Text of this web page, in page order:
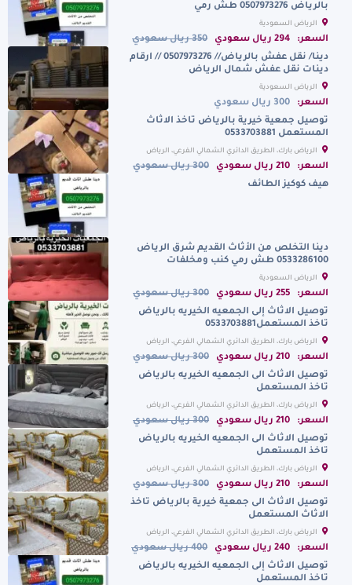
بالرياض 0507973276 طش رمي
السعر: 294 ريال سعودي
350 ريال سعودي
دينا/ نقل عفش بالرياض// 0507973276 // ارقام
دينات نقل عفش شمال الرياض
السعر:
300 ريال سعودي
توصيل جمعية خيرية بالرياض تاخذ الاثاث
المستعمل 0533703881
الرياض بارك، الطريق الدائري الشمالي الفرعي، الرياض
السعودية
السعر: 210 ريال سعودي
300 ريال سعودي
هيف كوكيز الطائف
دينا التخلص من الأثاث القديم شرق الرياض
0533286100 طش رمي كنب ومخلفات
السعر: 255 ريال سعودي
300 ريال سعودي
توصيل الاثاث إلى الجمعيه الخيريه بالرياض
تاخذ المستعمل0533703881
الرياض بارك، الطريق الدائري الشمالي الفرعي، الرياض
السعودية
السعر: 210 ريال سعودي
300 ريال سعودي
توصيل الاثاث الى الجمعيه الخيريه بالرياض
تاخذ المستعمل
الرياض بارك، الطريق الدائري الشمالي الفرعي، الرياض
السعودية
السعر: 210 ريال سعودي
300 ريال سعودي
توصيل الاثاث الى الجمعيه الخيريه بالرياض
تاخذ المستعمل
الرياض بارك، الطريق الدائري الشمالي الفرعي، الرياض
السعودية
السعر: 210 ريال سعودي
300 ريال سعودي
توصيل الاثاث الى جمعية خيرية بالرياض تاخذ
الاثاث المستعمل
الرياض بارك، الطريق الدائري الشمالي الفرعي، الرياض
السعودية
السعر: 240 ريال سعودي
400 ريال سعودي
توصيل الاثاث إلى الجمعيه الخيريه بالرياض
تاخذ المستعمل